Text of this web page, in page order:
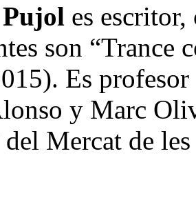
es
son
Es
y Marc
Mercat de